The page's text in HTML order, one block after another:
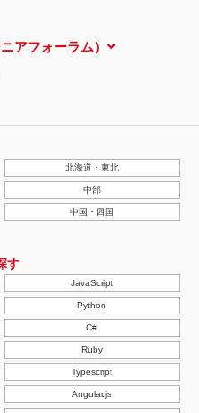
アフォーラム）
北海道・東北
中部
中国・四国
す
JavaScript
Python
C#
Ruby
Typescript
Angular.js